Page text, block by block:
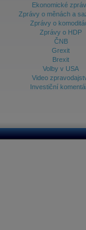
Ekonomické
Zprávy o měnách a
Zprávy o
Zprávy o HDP
ČNB
Grexit
Brexit
Volby v USA
Video
Investiční